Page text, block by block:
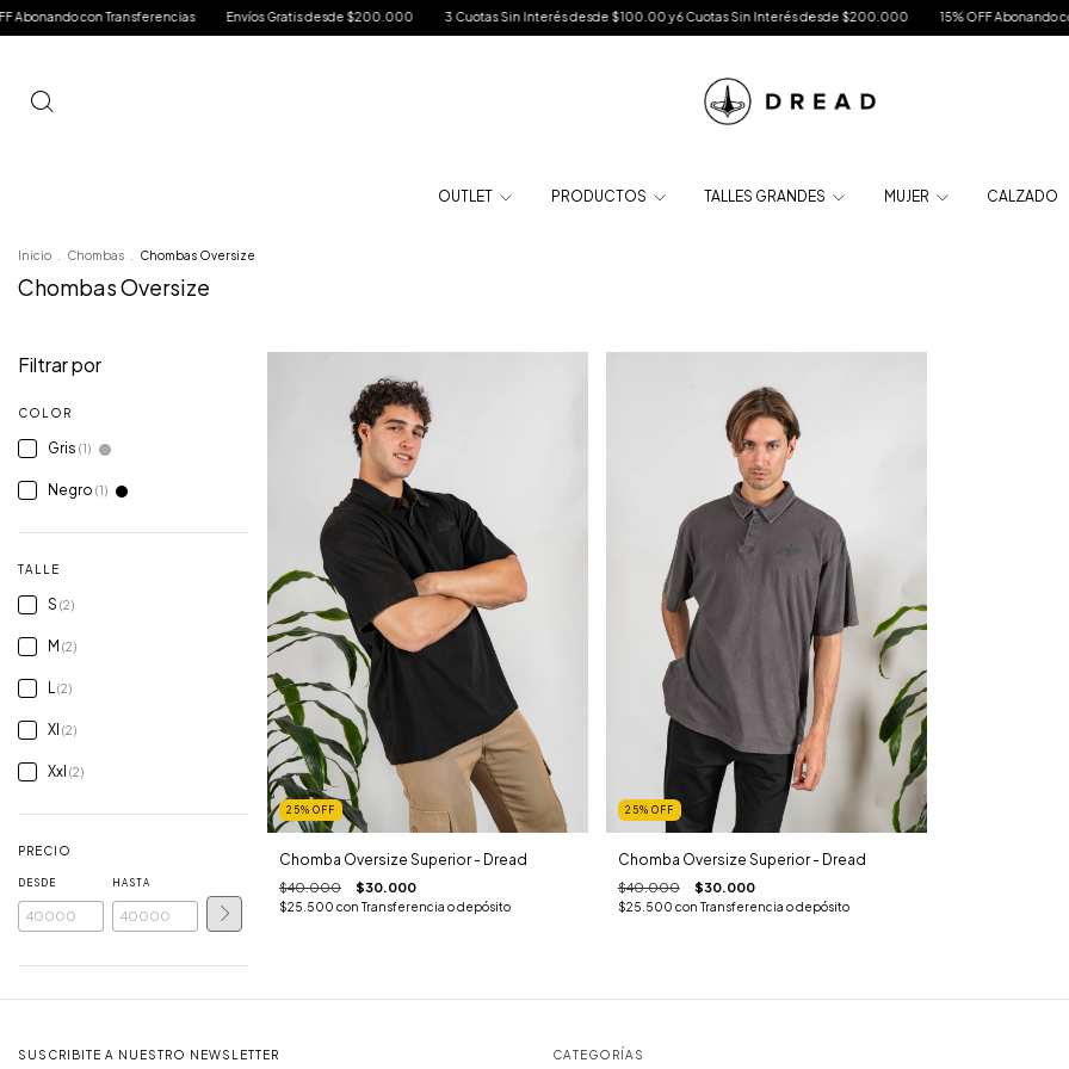
con Transferencias Envíos Gratis desde $200.000 3 Cuotas Sin Interés desde $100.00 y 6 Cuotas Sin Interés desde $200.000 15% OFF Abonando con
OUTLET PRODUCTOS TALLES GRANDES MUJER CALZADO
Inicio Chombas Chombas Oversize
Chombas Oversize
Filtrar por
COLOR
Gris (1)
Negro (1)
TALLE
S (2)
M (2)
L(2)
Xl (2)
Xxl (2)
PRECIO
DESDE HASTA
25% OFF
Chomba Oversize Superior - Dread
$40.000 $30.000
$25.500 con Transferencia o depósito
25% OFF
Chomba Oversize Superior - Dread
$40.000 $30.000
$25.500 con Transferencia o depósito
SUSCRIBITE A NUESTRO NEWSLETTER CATEGORÍAS